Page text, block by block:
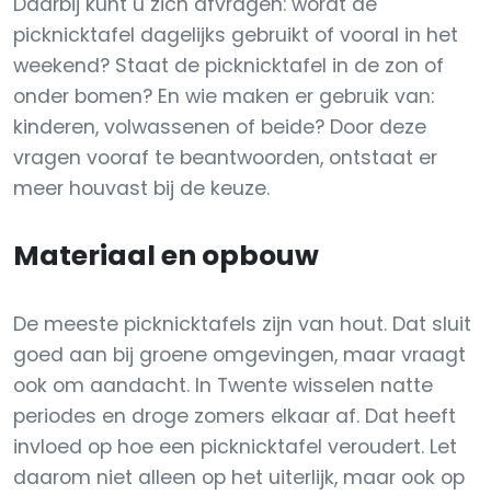
picknicktafel dagelijks gebruikt of vooral in het
weekend? Staat de picknicktafel in de zon of
onder bomen? En wie maken er gebruik van:
kinderen, volwassenen of beide? Door deze
vragen vooraf te beantwoorden, ontstaat er
meer houvast bij de keuze.
Materiaal en opbouw
De meeste picknicktafels zijn van hout. Dat sluit
goed aan bij groene omgevingen, maar vraagt
ook om aandacht. In Twente wisselen natte
periodes en droge zomers elkaar af. Dat heeft
invloed op hoe een picknicktafel veroudert. Let
daarom niet alleen op het uiterlijk, maar ook op